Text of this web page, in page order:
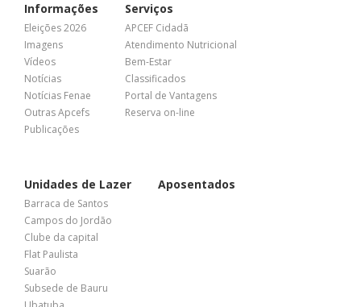
Informações
Eleições 2026
Imagens
Vídeos
Notícias
Notícias Fenae
Outras Apcefs
Publicações
Serviços
APCEF Cidadã
Atendimento Nutricional
Bem-Estar
Classificados
Portal de Vantagens
Reserva on-line
Unidades de Lazer
Barraca de Santos
Campos do Jordão
Clube da capital
Flat Paulista
Suarão
Subsede de Bauru
Aposentados